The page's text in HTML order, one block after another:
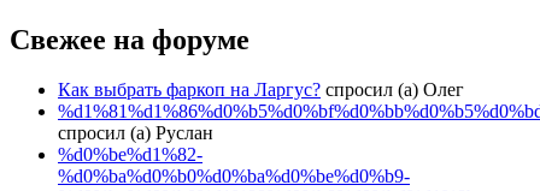
Свежее на форуме
Как выбрать фаркоп на Ларгус? спросил (а) Олег
спросил (а) Руслан
%d0%be%d1%82-
%d0%ba%d0%b0%d0%ba%d0%be%d0%b9-